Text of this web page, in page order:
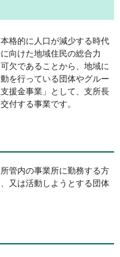
格的に人口が減少する時代
向けた地域住民の総合力
欠であることから、地域に
を行っている団体やグルー
援金事業」として、支所長
付する事業です。
管内の事業所に勤務する方
又は活動しようとする団体